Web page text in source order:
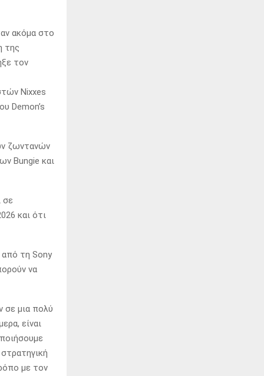
ακόμα στο
της
τον
Nixxes
Demon’s
ζωντανών
Bungie και
σε
και ότι
από τη Sony
να
σε μια πολύ
είναι
με τον